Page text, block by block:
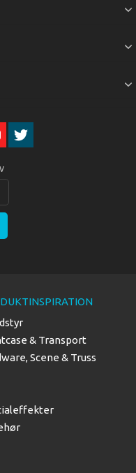
& Transport
Scene & Truss